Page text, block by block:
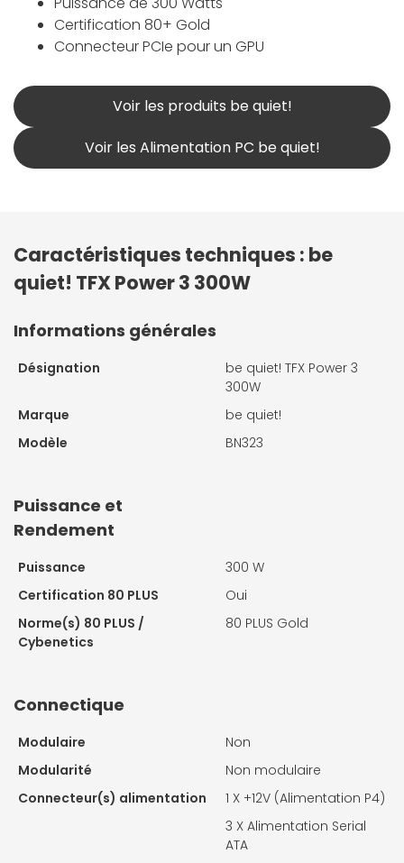
Certification 80+ Gold
Connecteur PCIe pour un GPU
Voir les produits be quiet!
Voir les Alimentation PC be quiet!
Caractéristiques techniques : be
quiet! TFX Power 3 300W
Informations générales
Désignation
be quiet! TFX Power 3
300W
Marque
be quiet!
Modèle
BN323
Puissance et
Rendement
Puissance
300 W
Certification 80 PLUS
Oui
Norme(s) 80 PLUS /
Cybenetics
80 PLUS Gold
Connectique
Modulaire
Non
Modularité
Non modulaire
Connecteur(s) alimentation
1 X +12V (Alimentation P4)
3 X Alimentation Serial
ATA